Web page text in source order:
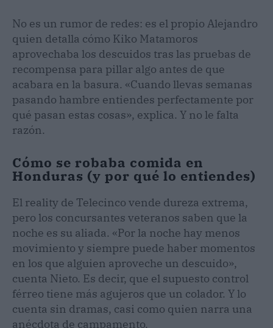
No es un rumor de redes: es el propio Alejandro
quien detalla cómo Kiko Matamoros
aprovechaba los descuidos tras las pruebas de
recompensa para pillar algo antes de que
acabara en la basura. «Cuando llevas semanas
pasando hambre entiendes perfectamente por
qué pasan estas cosas», explica. Y no le falta
razón.
Cómo se robaba comida en
Honduras (y por qué lo entiendes)
El reality de Telecinco vende dureza extrema,
pero los concursantes veteranos saben que la
noche es su aliada. «Por la noche hay menos
movimiento y siempre puede haber momentos
en los que alguien aproveche un descuido»,
cuenta Nieto. Es decir, que el supuesto control
férreo tiene más agujeros que un colador. Y lo
cuenta sin dramas, casi como quien narra una
anécdota de campamento.